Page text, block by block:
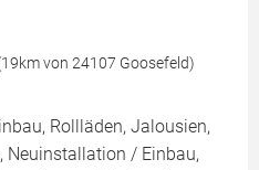
von 24107 Goosefeld)
Rollläden, Jalousien,
Neuinstallation / Einbau,